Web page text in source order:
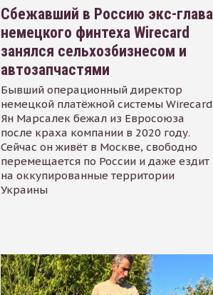
Сбежавший в Россию экс-глава
немецкого финтеха Wirecard
занялся сельхозбизнесом и
автозапчастями
Бывший операционный директор
немецкой платёжной системы Wirecard
Ян Марсалек бежал из Евросоюза
после краха компании в 2020 году.
Сейчас он живёт в Москве, свободно
перемещается по России и даже ездит
на оккупированные территории
Украины